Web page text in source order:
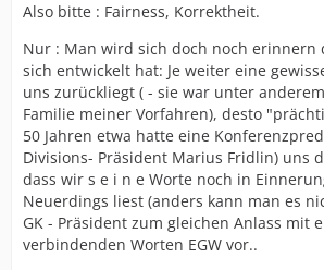
Also bitte : Fairness, Korrektheit.
Nur : Man wird sich doch noch erinnern
sich entwickelt hat: Je weiter eine
uns zurückliegt ( - sie war unter
Familie meiner Vorfahren), desto
50 Jahren etwa hatte eine
Divisions- Präsident Marius Fridlin) uns
dass wir s e i n e Worte noch in
Neuerdings liest (anders kann man es
GK - Präsident zum gleichen Anlass mit
verbindenden Worten EGW vor..